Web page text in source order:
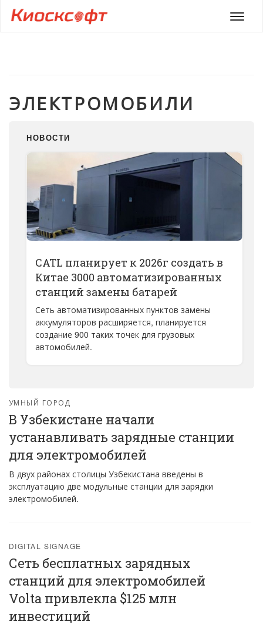
Меню
ЭЛЕКТРОМОБИЛИ
НОВОСТИ
CATL планирует к 2026г создать в
Китае 3000 автоматизированных
станций замены батарей
Сеть автоматизированных пунктов замены
аккумуляторов расширяется, планируется
создание 900 таких точек для грузовых
автомобилей.
УМНЫЙ ГОРОД
В Узбекистане начали
устанавливать зарядные станции
для электромобилей
В двух районах столицы Узбекистана введены в
эксплуатацию две модульные станции для зарядки
электромобилей.
DIGITAL SIGNAGE
Сеть бесплатных зарядных
станций для электромобилей
Volta привлекла $125 млн
инвестиций